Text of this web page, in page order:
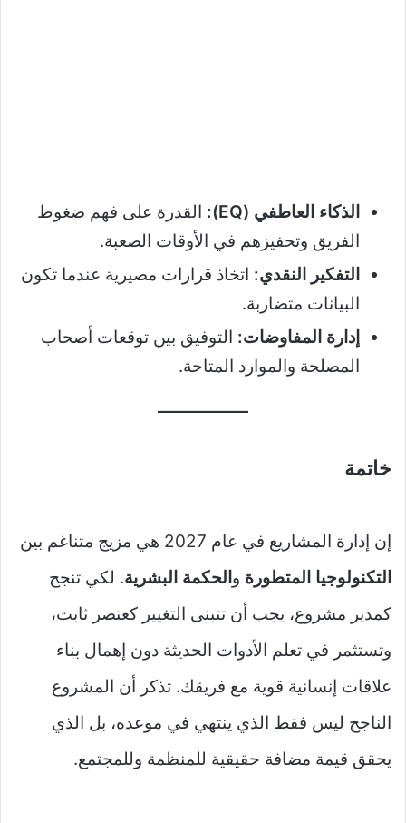
الذكاء العاطفي (EQ):
القدرة على فهم ضغوط
الفريق وتحفيزهم في الأوقات الصعبة.
التفكير النقدي: اتخاذ قرارات مصيرية عندما تكون
البيانات متضاربة.
إدارة المفاوضات: التوفيق بين توقعات أصحاب
المصلحة والموارد المتاحة.
خاتمة
إن إدارة المشاريع في عام 2027 هي مزيج متناغم بين
التكنولوجيا المتطورة و الحكمة البشرية. لكي تنجح
كمدير مشروع، يجب أن تتبنى التغيير كعنصر ثابت،
وتستثمر في تعلم الأدوات الحديثة دون إهمال بناء
علاقات إنسانية قوية مع فريقك. تذكر أن المشروع
الناجح ليس فقط الذي ينتهي في موعده، بل الذي
يحقق قيمة مضافة حقيقية للمنظمة وللمجتمع.